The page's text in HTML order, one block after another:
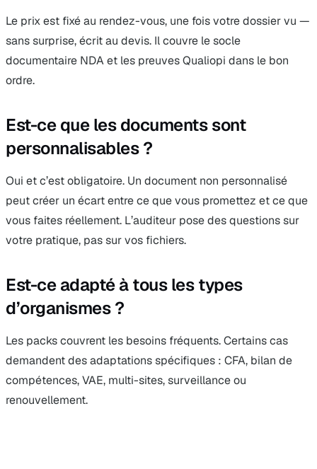
Le prix est fixé au rendez-vous, une fois votre dossier vu —
sans surprise, écrit au devis. Il couvre le socle
documentaire NDA et les preuves Qualiopi dans le bon
ordre.
Est-ce que les documents sont
personnalisables ?
Oui et c’est obligatoire. Un document non personnalisé
peut créer un écart entre ce que vous promettez et ce que
vous faites réellement. L’auditeur pose des questions sur
votre pratique, pas sur vos fichiers.
Est-ce adapté à tous les types
d’organismes ?
Les packs couvrent les besoins fréquents. Certains cas
demandent des adaptations spécifiques : CFA, bilan de
compétences, VAE, multi-sites, surveillance ou
renouvellement.